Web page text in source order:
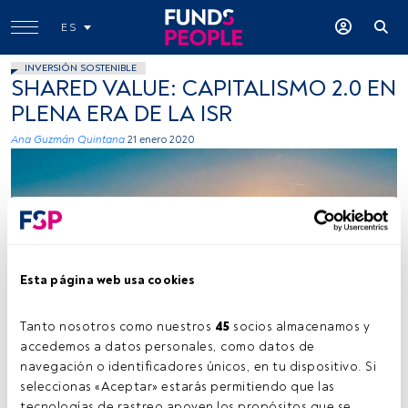
Esta página web usa cookies
Tanto nosotros como nuestros 45 socios almacenamos y
accedemos a datos personales, como datos de
navegación o identificadores únicos, en tu dispositivo. Si
seleccionas «Aceptar» estarás permitiendo que las
ES
INVERSIÓN SOSTENIBLE
SHARED VALUE: CAPITALISMO 2.0 EN
PLENA ERA DE LA ISR
Ana Guzmán Quintana 21 enero 2020
Tiempo lectura: